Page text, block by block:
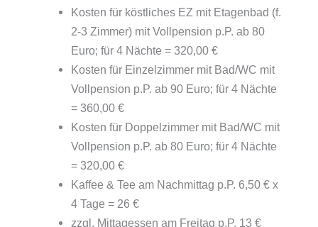
Kosten für köstliches EZ mit Etagenbad (f.
2-3 Zimmer) mit Vollpension p.P. ab 80
Euro; für 4 Nächte = 320,00 €
Kosten für Einzelzimmer mit Bad/WC mit
Vollpension p.P. ab 90 Euro; für 4 Nächte
= 360,00 €
Kosten für Doppelzimmer mit Bad/WC mit
Vollpension p.P. ab 80 Euro; für 4 Nächte
= 320,00 €
Kaffee & Tee am Nachmittag p.P. 6,50 € x
4 Tage = 26 €
zzgl. Mittagessen am Freitag p.P. 13 €